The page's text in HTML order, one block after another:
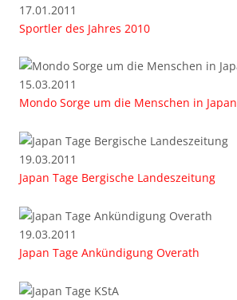
17.01.2011
Sportler des Jahres 2010
15.03.2011
Mondo Sorge um die Menschen in Japan
19.03.2011
Japan Tage Bergische Landeszeitung
19.03.2011
Japan Tage Ankündigung Overath